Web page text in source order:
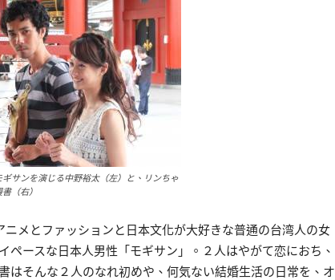
ギサンを演じる中野裕太（左）と、リンちゃ
（右）
メとファッションと日本文化が大好きな普通の台湾人の女
ペースな日本人男性「モギサン」。２人はやがて恋におち、
はそんな２人のなれ初めや、何気ない結婚生活の日常を、オ